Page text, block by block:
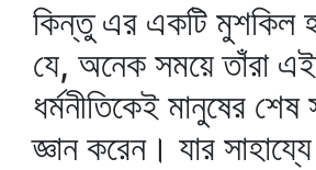
কিন্তু এর একটি মুশকিল
যে, অনেক সময়ে তাঁরা এই
ধর্মনীতিকেই মানুষের
জ্ঞান করেন। যার